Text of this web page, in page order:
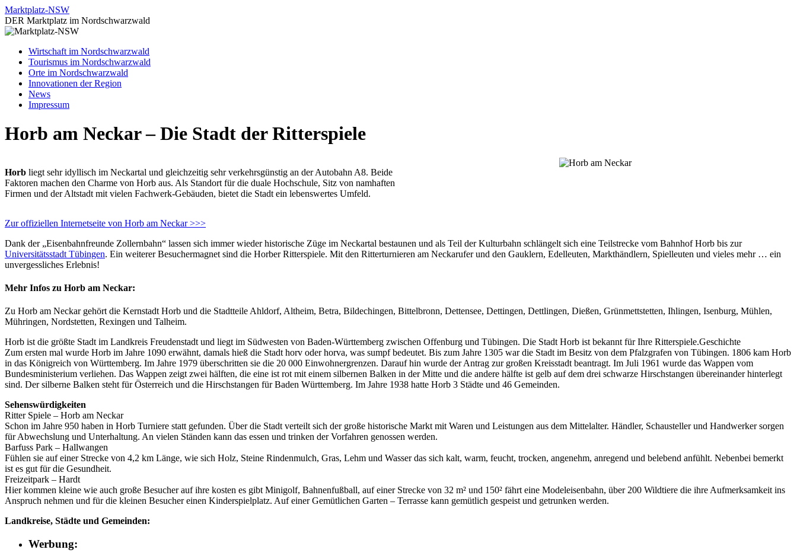
Zum
Inhalt
springen
Marktplatz-NSW
DER Marktplatz im Nordschwarzwald
Wirtschaft im Nordschwarzwald
Tourismus im Nordschwarzwald
Orte im Nordschwarzwald
Innovationen der Region
News
Impressum
Horb am Neckar – Die Stadt der Ritterspiele
Horb liegt sehr idyllisch im Neckartal und gleichzeitig sehr verkehrsgünstig an der Autobahn A8. Beide
Faktoren machen den Charme von Horb aus. Als Standort für die duale Hochschule, Sitz von namhaften
Firmen und der Altstadt mit vielen Fachwerk-Gebäuden, bietet die Stadt ein lebenswertes Umfeld.
Zur offiziellen Internetseite von Horb am Neckar >>>
Dank der „Eisenbahnfreunde Zollernbahn“ lassen sich immer wieder historische Züge im Neckartal bestaunen und als Teil der Kulturbahn schlängelt sich eine Teilstrecke vom Bahnhof Horb bis zur
Universitätsstadt Tübingen. Ein weiterer Besuchermagnet sind die Horber Ritterspiele. Mit den Ritterturnieren am Neckarufer und den Gauklern, Edelleuten, Markthändlern, Spielleuten und vieles mehr … ein
unvergessliches Erlebnis!
Mehr Infos zu Horb am Neckar:
Zu Horb am Neckar gehört die Kernstadt Horb und die Stadtteile Ahldorf, Altheim, Betra, Bildechingen, Bittelbronn, Dettensee, Dettingen, Dettlingen, Dießen, Grünmettstetten, Ihlingen, Isenburg, Mühlen,
Mühringen, Nordstetten, Rexingen und Talheim.
Horb ist die größte Stadt im Landkreis Freudenstadt und liegt im Südwesten von Baden-Württemberg zwischen Offenburg und Tübingen. Die Stadt Horb ist bekannt für Ihre Ritterspiele.Geschichte
Zum ersten mal wurde Horb im Jahre 1090 erwähnt, damals hieß die Stadt horv oder horva, was sumpf bedeutet. Bis zum Jahre 1305 war die Stadt im Besitz von dem Pfalzgrafen von Tübingen. 1806 kam Horb
in das Königreich von Württemberg. Im Jahre 1979 überschritten sie die 20 000 Einwohnergrenzen. Darauf hin wurde der Antrag zur großen Kreisstadt beantragt. Im Juli 1961 wurde das Wappen vom
Bundesministerium verliehen. Das Wappen zeigt zwei hälften, die eine ist rot mit einem silbernen Balken in der Mitte und die andere hälfte ist gelb auf dem drei schwarze Hirschstangen übereinander hinterlegt
sind. Der silberne Balken steht für Österreich und die Hirschstangen für Baden Württemberg. Im Jahre 1938 hatte Horb 3 Städte und 46 Gemeinden.
Sehenswürdigkeiten
Ritter Spiele – Horb am Neckar
Schon im Jahre 950 haben in Horb Turniere statt gefunden. Über die Stadt verteilt sich der große historische Markt mit Waren und Leistungen aus dem Mittelalter. Händler, Schausteller und Handwerker sorgen
für Abwechslung und Unterhaltung. An vielen Ständen kann das essen und trinken der Vorfahren genossen werden.
Barfuss Park – Hallwangen
Fühlen sie auf einer Strecke von 4,2 km Länge, wie sich Holz, Steine Rindenmulch, Gras, Lehm und Wasser das sich kalt, warm, feucht, trocken, angenehm, anregend und belebend anfühlt. Nebenbei bemerkt
ist es gut für die Gesundheit.
Freizeitpark – Hardt
Hier kommen kleine wie auch große Besucher auf ihre kosten es gibt Minigolf, Bahnenfußball, auf einer Strecke von 32 m² und 150² fährt eine Modeleisenbahn, über 200 Wildtiere die ihre Aufmerksamkeit ins
Anspruch nehmen und für die kleinen Besucher einen Kinderspielplatz. Auf einer Gemütlichen Garten – Terrasse kann gemütlich gespeist und getrunken werden.
Landkreise, Städte und Gemeinden:
Werbung: